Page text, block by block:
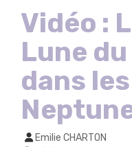
Vidéo :
Lune
dans
Emilie CHARTON